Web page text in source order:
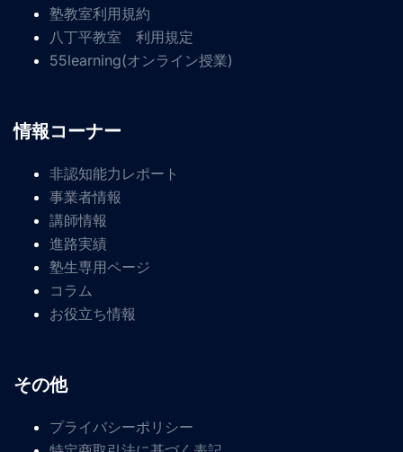
塾教室利用規約
八丁平教室 利用規定
55learning(オンライン授業)
情報コーナー
非認知能力レポート
事業者情報
講師情報
進路実績
塾生専用ページ
コラム
お役立ち情報
その他
プライバシーポリシー